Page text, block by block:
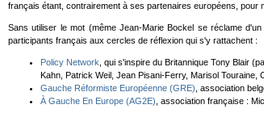
français étant, contrairement à ses partenaires européens, pour
Sans utiliser le mot (même Jean-Marie Bockel se réclame
participants français aux cercles de réflexion qui s'y rattachent :
Policy Network , qui s'inspire du Britannique Tony Blair
Kahn, Patrick Weil, Jean Pisani-Ferry, Marisol Touraine,
Gauche Réformiste Européenne (GRE) , association
À Gauche En Europe (AG2E) , association française :